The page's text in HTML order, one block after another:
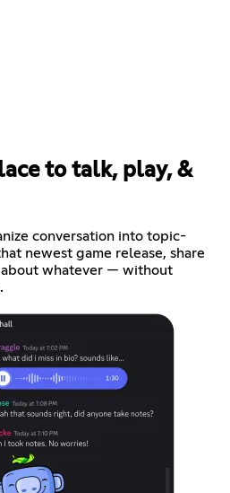
to talk, play, &
conversation into topic-
newest game release, share
whatever — without